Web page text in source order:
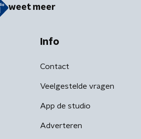
weet meer
Info
Contact
Veelgestelde vragen
App de studio
Adverteren